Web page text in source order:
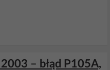
– błąd P105A,